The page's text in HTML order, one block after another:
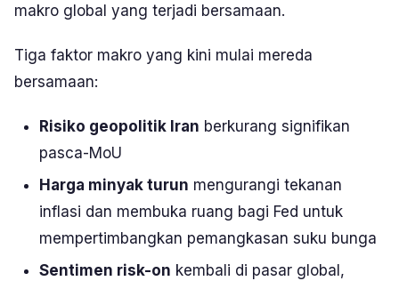
makro global yang terjadi bersamaan.
Tiga faktor makro yang kini mulai mereda
bersamaan:
Risiko geopolitik Iran berkurang signifikan
pasca-MoU
Harga minyak turun mengurangi tekanan
inflasi dan membuka ruang bagi Fed untuk
mempertimbangkan pemangkasan suku bunga
Sentimen risk-on kembali di pasar global,